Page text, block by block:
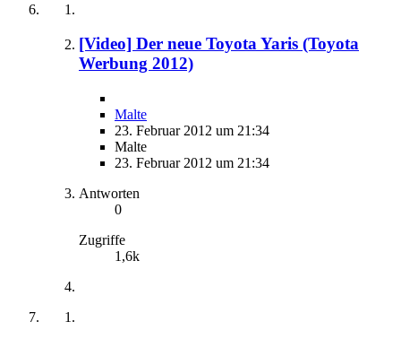
[Video] Der neue Toyota Yaris (Toyota
Werbung 2012)
Malte
23. Februar 2012 um 21:34
Malte
23. Februar 2012 um 21:34
Antworten
0
Zugriffe
1,6k